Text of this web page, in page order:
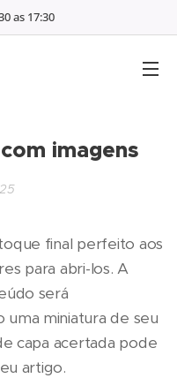
as 17:30
imagens
final perfeito aos
para abri-los. A
será
miniatura de seu
capa acertada pode
artigo.